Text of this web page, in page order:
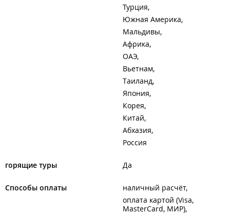
Турция
Южная Америка
Мальдивы
Африка
ОАЭ
Вьетнам
Таиланд
Япония
Корея
Китай
Абхазия
Россия
горящие туры Да
Способы оплаты
наличный расчёт
оплата картой (Visa,
MasterCard, МИР)